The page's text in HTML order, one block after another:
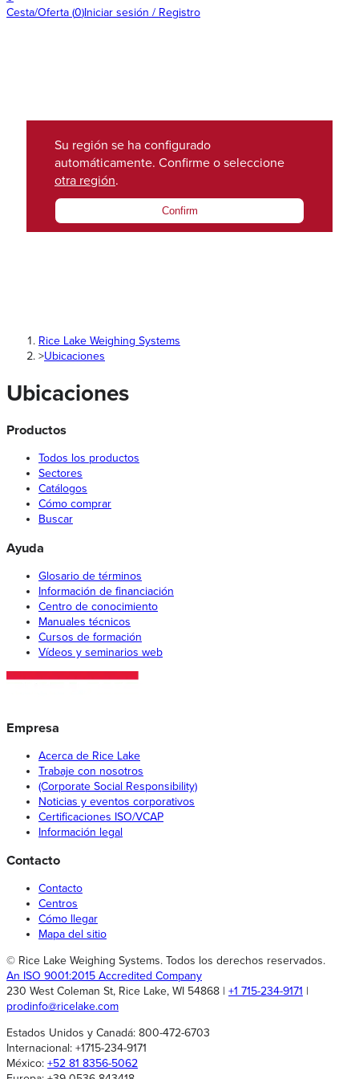
Cesta/Oferta (0)Iniciar sesión / Registro
Su región se ha configurado
automáticamente. Confirme o seleccione
otra región.
Confirm
Rice Lake Weighing Systems
>Ubicaciones
Ubicaciones
Productos
Todos los productos
Sectores
Catálogos
Cómo comprar
Buscar
Ayuda
Glosario de términos
Información de financiación
Centro de conocimiento
Manuales técnicos
Cursos de formación
Vídeos y seminarios web
Empresa
Acerca de Rice Lake
Trabaje con nosotros
(Corporate Social Responsibility)
Noticias y eventos corporativos
Certificaciones ISO/VCAP
Información legal
Contacto
Contacto
Centros
Cómo llegar
Mapa del sitio
© Rice Lake Weighing Systems. Todos los derechos reservados.
An ISO 9001:2015 Accredited Company
230 West Coleman St, Rice Lake, WI 54868 | +1 715-234-9171 |
prodinfo@ricelake.com
Estados Unidos y Canadá: 800-472-6703
Internacional: +1715-234-9171
México: +52 81 8356-5062